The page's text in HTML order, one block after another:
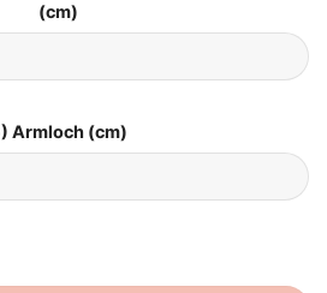
(cm)
Armloch (cm)
Schlicht quantity